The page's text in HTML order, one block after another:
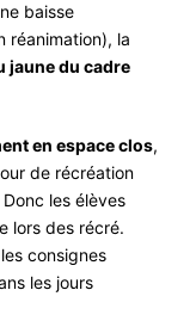
baisse
réanimation), la
jaune du cadre
en espace clos,
de récréation
les élèves
lors des récré.
consignes
les jours